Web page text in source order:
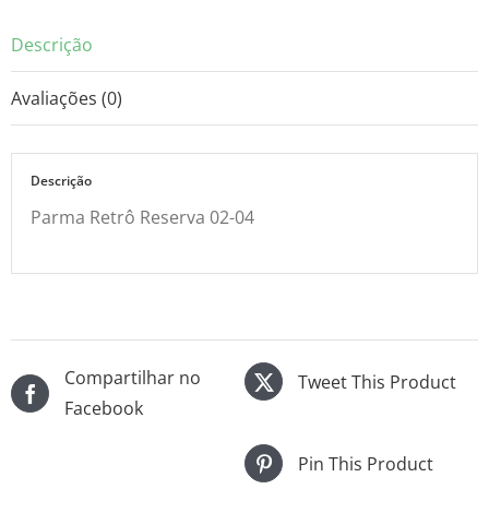
Descrição
Avaliações (0)
Descrição
Parma Retrô Reserva 02-04
Compartilhar no
Facebook
Tweet This Product
Pin This Product